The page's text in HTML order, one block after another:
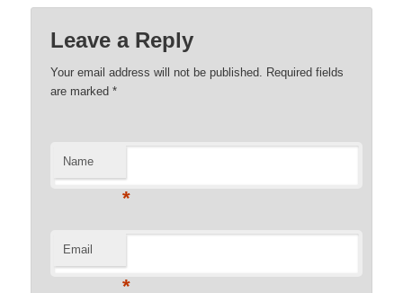
Leave a Reply
Your email address will not be published. Required fields
are marked*
Name
*
Email
*